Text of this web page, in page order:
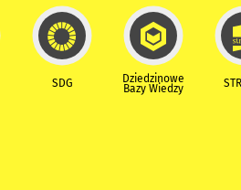
SDG Dziedzinowe
Bazy Wiedzy